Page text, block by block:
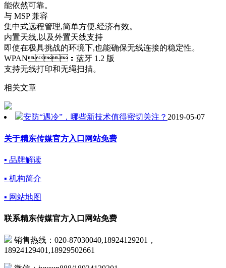
能依然可靠。
与 MSP 兼容
集中式远程管理,简单方便,经济有效。
内置天线,以及外置天线支持
即使在极具挑战的环境下,也能确保无线连接的稳定性。
WPAN：蓝牙 1.2 版
支持无线打印和无绳扫描。
相关文章
安防“遇冷”，哪些新技术值得密切关注？ 2019-05-07
关于精东传媒官方入口网站免费
▪ 品牌解读
▪ 机构简介
▪ 网站地图
联系精东传媒官方入口网站免费
销售热线：020-87030040,18924129201，
18924129401,18929502661